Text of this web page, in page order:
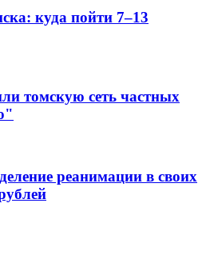
куда пойти 7–13
томскую сеть частных
реанимации в своих